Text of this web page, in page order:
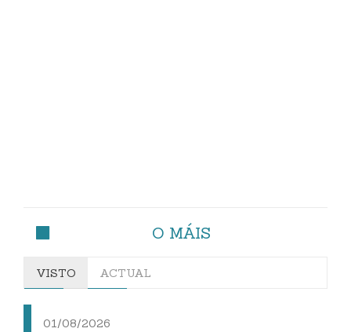
O MÁIS
VISTO ACTUAL
01/08/2026